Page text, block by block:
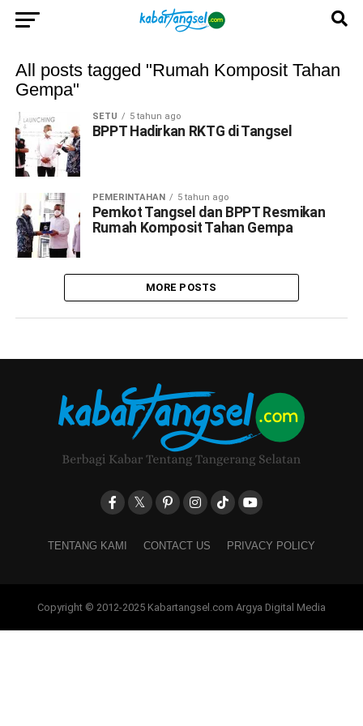
All posts tagged "Rumah Komposit Tahan
Gempa"
SETU 5 tahun ago
BPPT Hadirkan RKTG di Tangsel
PEMERINTAHAN 5 tahun ago
Pemkot Tangsel dan BPPT Resmikan
Rumah Komposit Tahan Gempa
MORE POSTS
TENTANG KAMI CONTACT US PRIVACY POLICY
Copyright © 2012-2025 Kabartangsel.com Argya Digital Media